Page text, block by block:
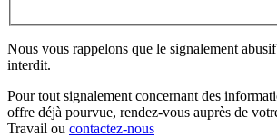
Nous vous rappelons que le signalement
interdit.
Pour tout signalement concernant des
offre déjà pourvue, rendez-vous auprès de
Travail ou contactez-nous